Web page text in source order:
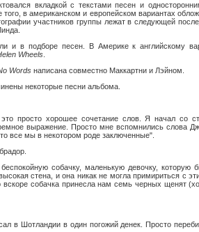
вкладкой с текстами песен и
в американском и европейском вариантах
участников группы лежат в следующей
и в подборе песен. В Америке к английскому
Wheels.
Wordsнаписана совместно Маккартни и Лэйном.
некоторые песни альбома.
просто хорошее сочетание слов. Я начал со
выражение. Просто мне вспомнились слова
все мы в некотором роде заключенные".
собачку, маленькую девочку, которую
стена, и она никак не могла примириться с
вскоре собачка принесла нам семь черных щенят
в Шотландии в один погожий денек. Просто